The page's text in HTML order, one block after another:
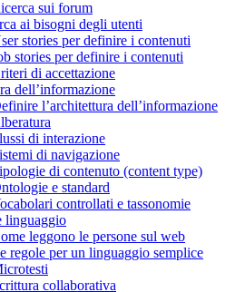
sui forum
ai bisogni degli utenti
stories per definire i contenuti
stories per definire i contenuti
di accettazione
dell’informazione
l’architettura dell’informazione
di interazione
di navigazione
di contenuto (content type)
e standard
controllati e tassonomie
linguaggio
leggono le persone sul web
regole per un linguaggio semplice
collaborativa